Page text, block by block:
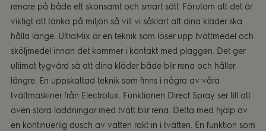
renare på både ett skonsamt och smart sätt. Förutom att det är
viktigt att tänka på miljön så vill vi såklart att dina kläder ska
hålla länge. UltraMix är en teknik som löser upp tvättmedel och
sköljmedel innan det kommer i kontakt med plaggen. Det ger
ultimat tygvård så att dina kläder både blir rena och håller
längre. En uppskattad teknik som finns i några av våra
tvättmaskiner från Electrolux. Funktionen Direct Spray ser till att
även stora laddningar med tvätt blir rena. Detta med hjälp av
en kontinuerlig dusch av vatten rakt in i tvätten. En funktion som